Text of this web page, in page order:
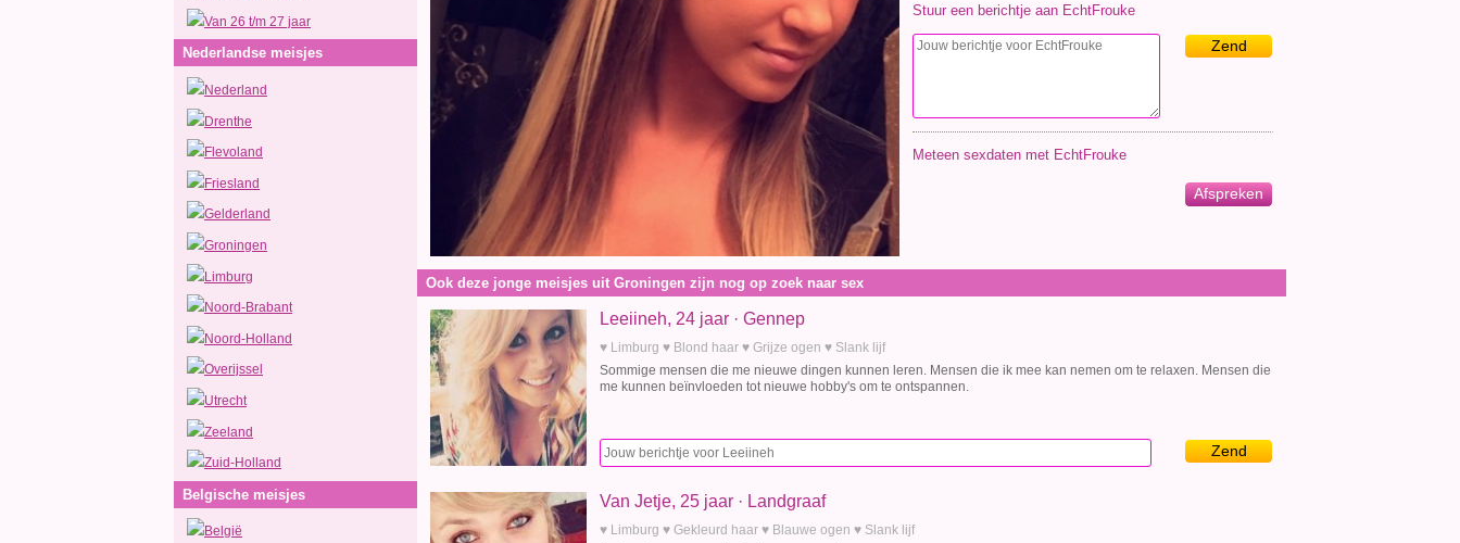
Van 26 t/m 27 jaar
Nederlandse meisjes
Nederland
Drenthe
Flevoland
Friesland
Gelderland
Groningen
Limburg
Noord-Brabant
Noord-Holland
Overijssel
Utrecht
Zeeland
Zuid-Holland
Belgische meisjes
België
Stuur een berichtje aan EchtFrouke
Zend
Meteen sexdaten met EchtFrouke
Afspreken
Ook deze jonge meisjes uit Groningen zijn nog op zoek naar sex
Leeiineh, 24 jaar · Gennep
♥ Limburg ♥ Blond haar ♥ Grijze ogen ♥ Slank lijf
Sommige mensen die me nieuwe dingen kunnen leren. Mensen die ik mee kan nemen om te relaxen. Mensen die
me kunnen beïnvloeden tot nieuwe hobby's om te ontspannen.
Zend
Van Jetje, 25 jaar · Landgraaf
♥ Limburg ♥ Gekleurd haar ♥ Blauwe ogen ♥ Slank lijf